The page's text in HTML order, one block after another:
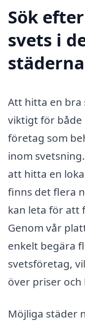
Sök
svets i
Att hitta en bra
viktigt för
företag som
inom
att hitta en
finns det flera
kan leta för att
Genom vår
enkelt begära
svetsföretag,
över priser och
Möjliga städer